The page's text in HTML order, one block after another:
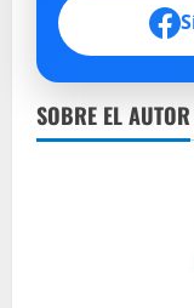
SOBRE EL AUTOR